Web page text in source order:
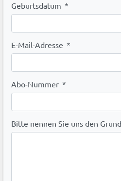
Geburtsdatum *
E-Mail-Adresse *
Abo-Nummer *
Bitte nennen Sie uns den